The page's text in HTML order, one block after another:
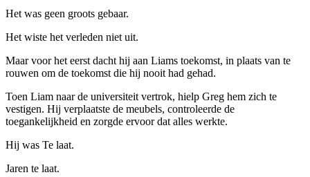
Het was geen groots gebaar.
Het wiste het verleden niet uit.
Maar voor het eerst dacht hij aan Liams toekomst, in plaats van te
rouwen om de toekomst die hij nooit had gehad.
Toen Liam naar de universiteit vertrok, hielp Greg hem zich te
vestigen. Hij verplaatste de meubels, controleerde de
toegankelijkheid en zorgde ervoor dat alles werkte.
Hij was Te laat.
Jaren te laat.